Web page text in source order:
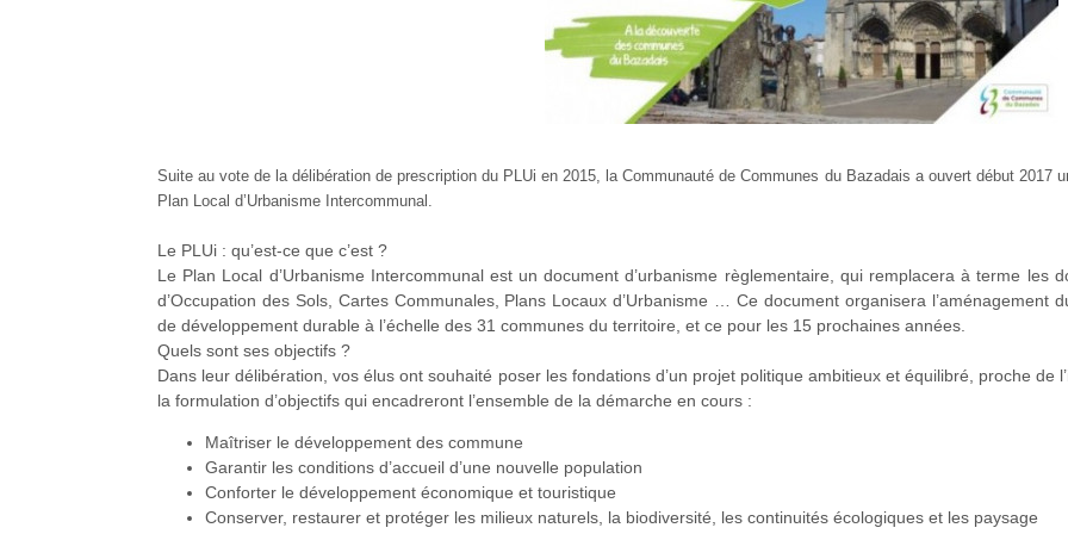
Suite au vote de la délibération de prescription du PLUi en 2015, la Communauté de Communes du Bazadais a ouvert début 2017
Plan Local d’Urbanisme Intercommunal.
Le PLUi : qu’est-ce que c’est ?
Le Plan Local d’Urbanisme Intercommunal est un document d’urbanisme règlementaire, qui remplacera à terme les
d’Occupation des Sols, Cartes Communales, Plans Locaux d’Urbanisme … Ce document organisera l’aménagement
de développement durable à l’échelle des 31 communes du territoire, et ce pour les 15 prochaines années.
Quels sont ses objectifs ?
Dans leur délibération, vos élus ont souhaité poser les fondations d’un projet politique ambitieux et équilibré, proche de
la formulation d’objectifs qui encadreront l’ensemble de la démarche en cours :
Maîtriser le développement des commune
Garantir les conditions d’accueil d’une nouvelle population
Conforter le développement économique et touristique
Conserver, restaurer et protéger les milieux naturels, la biodiversité, les continuités écologiques et les paysage